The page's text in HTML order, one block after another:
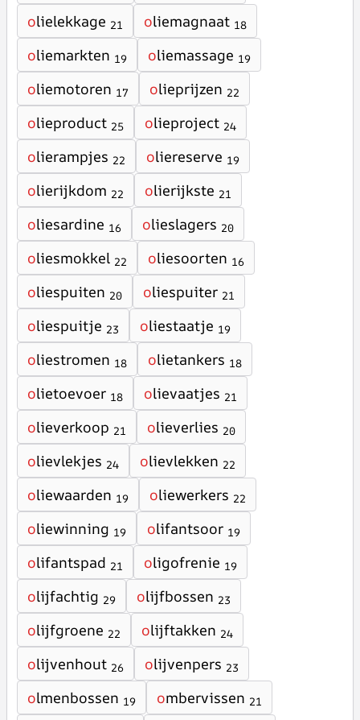
olielekkage 21 oliemagnaat 18
oliemarkten 19 oliemassage 19
oliemotoren 17 olieprijzen 22
olieproduct 25 olieproject 24
olierampjes 22 oliereserve 19
olierijkdom 22 olierijkste 21
oliesardine 16 olieslagers 20
oliesmokkel 22 oliesoorten 16
oliespuiten 20 oliespuiter 21
oliespuitje 23 oliestaatje 19
oliestromen 18 olietankers 18
olietoevoer 18 olievaatjes 21
olieverkoop 21 olieverlies 20
olievlekjes 24 olievlekken 22
oliewaarden 19 oliewerkers 22
oliewinning 19 olifantsoor 19
olifantspad 21 oligofrenie 19
olijfachtig 29 olijfbossen 23
olijfgroene 22 olijftakken 24
olijvenhout 26 olijvenpers 23
olmenbossen 19 ombervissen 21